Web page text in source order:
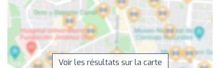
Voir les résultats sur la carte